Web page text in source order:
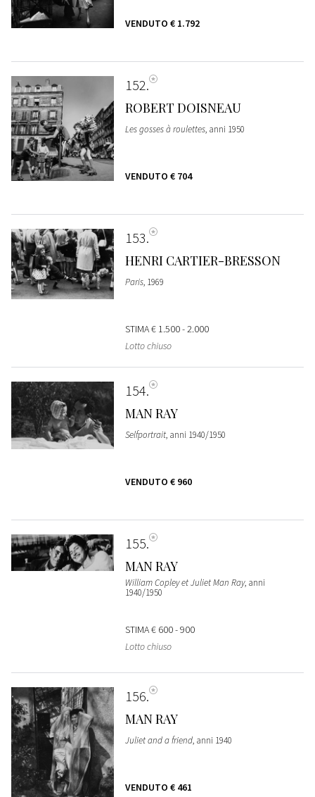
VENDUTO € 1.792
152
ROBERT DOISNEAU
Les gosses à roulettes, anni 1950
VENDUTO € 704
153
HENRI CARTIER-BRESSON
Paris, 1969
STIMA€ 1.500 - 2.000
Lotto chiuso
154
MAN RAY
Selfportrait, anni 1940/1950
VENDUTO € 960
155
MAN RAY
William Copley et Juliet Man Ray, anni
1940/1950
STIMA€ 600 - 900
Lotto chiuso
156
MAN RAY
Juliet and a friend, anni 1940
VENDUTO € 461